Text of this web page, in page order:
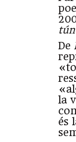
De
la
és